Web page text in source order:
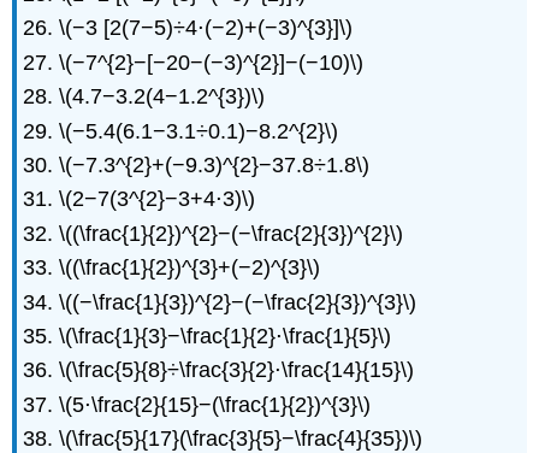
\(−3 [2(7−5)÷4⋅(−2)+(−3)^{3}]\)
\(−7^{2}−[−20−(−3)^{2}]−(−10)\)
\(4.7−3.2(4−1.2^{3})\)
\(−5.4(6.1−3.1÷0.1)−8.2^{2}\)
\(−7.3^{2}+(−9.3)^{2}−37.8÷1.8\)
\(2−7(3^{2}−3+4⋅3)\)
\((\frac{1}{2})^{2}−(−\frac{2}{3})^{2}\)
\((\frac{1}{2})^{3}+(−2)^{3}\)
\((−\frac{1}{3})^{2}−(−\frac{2}{3})^{3}\)
\(\frac{1}{3}−\frac{1}{2}⋅\frac{1}{5}\)
\(\frac{5}{8}÷\frac{3}{2}⋅\frac{14}{15}\)
\(5⋅\frac{2}{15}−(\frac{1}{2})^{3}\)
\(\frac{5}{17}(\frac{3}{5}−\frac{4}{35})\)